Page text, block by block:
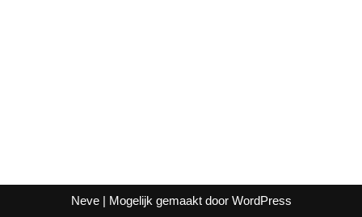
Neve| Mogelijk gemaakt door WordPress